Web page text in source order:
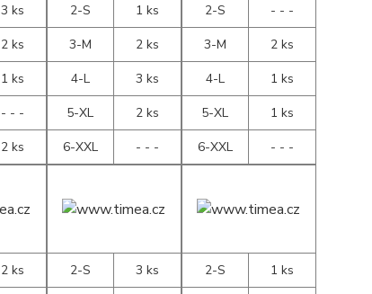
3 ks
2 ks
1 ks
- - -
2 ks
2-S
1 ks
3-M
2 ks
4-L
3 ks
5-XL
2 ks
6-XXL
- - -
2-S
- - -
3-M
2 ks
4-L
1 ks
5-XL
1 ks
6-XXL
- - -
2 ks
2-S
3 ks
2-S
1 ks